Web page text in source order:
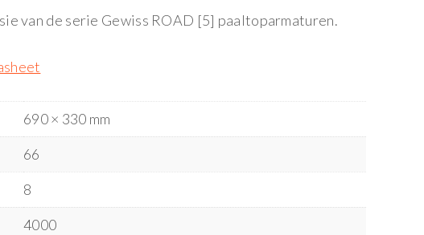
van de serie Gewiss ROAD [5] paaltoparmaturen.
690 × 330 mm
66
8
4000